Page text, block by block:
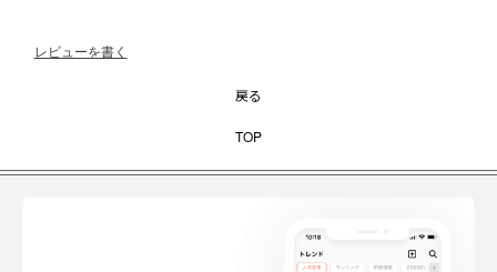
レビューを書く
戻る
TOP